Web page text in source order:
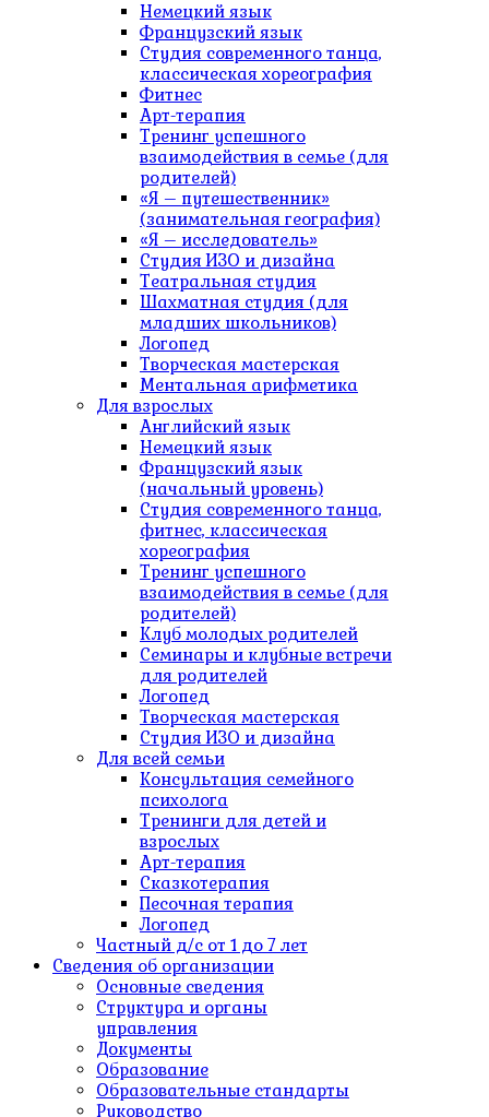
Немецкий язык
Французский язык
Студия современного танца,
классическая хореография
Фитнес
Арт-терапия
Тренинг успешного
взаимодействия в семье (для
родителей)
«Я – путешественник»
(занимательная география)
«Я – исследователь»
Студия ИЗО и дизайна
Театральная студия
Шахматная студия (для
младших школьников)
Логопед
Творческая мастерская
Ментальная арифметика
Для взрослых
Английский язык
Немецкий язык
Французский язык
(начальный уровень)
Студия современного танца,
фитнес, классическая
хореография
Тренинг успешного
взаимодействия в семье (для
родителей)
Клуб молодых родителей
Семинары и клубные встречи
для родителей
Логопед
Творческая мастерская
Студия ИЗО и дизайна
Для всей семьи
Консультация семейного
психолога
Тренинги для детей и
взрослых
Арт-терапия
Сказкотерапия
Песочная терапия
Логопед
Частный д/c от 1 до 7 лет
Сведения об организации
Основные сведения
Структура и органы
управления
Документы
Образование
Образовательные стандарты
Руководство